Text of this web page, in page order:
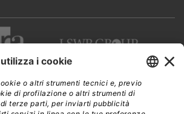
giornalistica diEdra Edizioni s.r.l.
redazione, pubblicità
Forlanini 21 - 20134 Milano